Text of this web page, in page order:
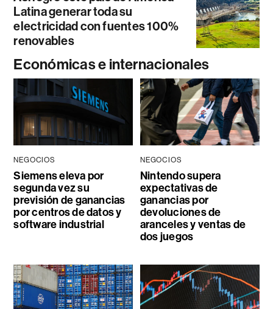
Latina generar toda su
electricidad con fuentes 100%
renovables
Económicas e internacionales
NEGOCIOS
Siemens eleva por
segunda vez su
previsión de ganancias
por centros de datos y
software industrial
NEGOCIOS
Nintendo supera
expectativas de
ganancias por
devoluciones de
aranceles y ventas de
dos juegos